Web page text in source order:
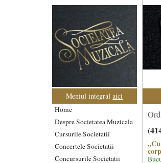
Meniul integralaici
Home
Despre Societatea Muzicala
Cursurile Societatii
Concertele Societatii
Concursurile Societatii